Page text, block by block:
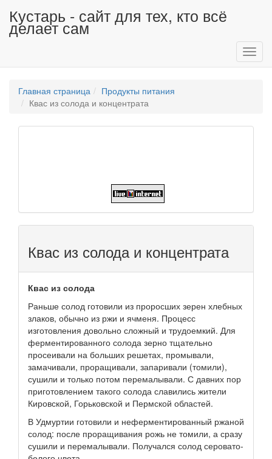
Кустарь - сайт для тех, кто всё
делает сам
Главная страница
Продукты питания
Квас из солода и концентрата
Квас из солода и концентрата
Квас из солода
Раньше солод готовили из проросших зерен хлебных
злаков, обычно из ржи и ячменя. Процесс
изготовления довольно сложный и трудоемкий. Для
ферментированного солода зерно тщательно
просеивали на больших решетах, промывали,
замачивали, проращивали, запаривали (томили),
сушили и только потом перемалывали. С давних пор
приготовлением такого солода славились жители
Кировской, Горьковской и Пермской областей.
В Удмуртии готовили и неферментированный ржаной
солод: после проращивания рожь не томили, а сразу
сушили и перемалывали. Получался солод серовато-